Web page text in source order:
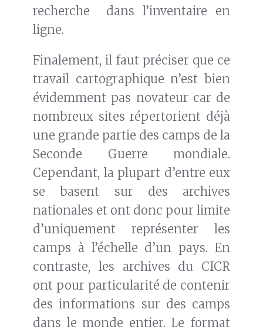
recherche dans l’inventaire en
ligne.
Finalement, il faut préciser que ce
travail cartographique n’est bien
évidemment pas novateur car de
nombreux sites répertorient déjà
une grande partie des camps de la
Seconde Guerre mondiale.
Cependant, la plupart d’entre eux
se basent sur des archives
nationales et ont donc pour limite
d’uniquement représenter les
camps à l’échelle d’un pays. En
contraste, les archives du CICR
ont pour particularité de contenir
des informations sur des camps
dans le monde entier. Le format